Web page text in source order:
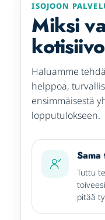
ISOJOON
Miksi
Haluamme
helppoa,
ensimmäisestä
lopputulokseen.
Tuttu
pitää